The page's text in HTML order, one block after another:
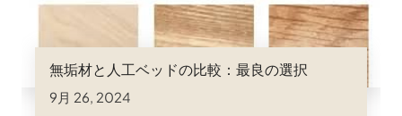
無垢材と人工ベッドの比較：最良の選択
9月 26, 2024